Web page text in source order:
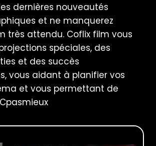
dernières nouveautés
et ne manquerez
très attendu. Coflix film vous
spéciales, des
et des succès
vous aidant à planifier vos
et vous permettant de
Cpasmieux